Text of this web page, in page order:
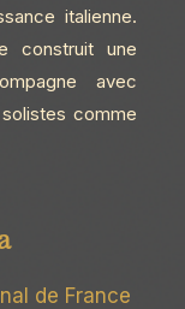
italienne.
construit une
avec
comme
de France